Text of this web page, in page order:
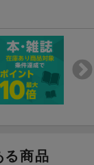
る商品